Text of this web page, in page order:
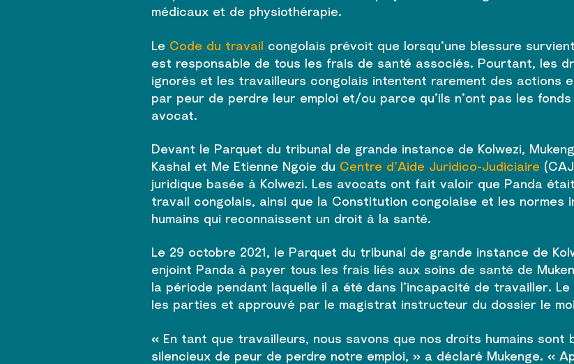
médicaux et de physiothérapie.
Le Code du travail congolais prévoit que lorsqu’une blessure
est responsable de tous les frais de santé associés. Pourtant, les
ignorés et les travailleurs congolais intentent rarement des actions
par peur de perdre leur emploi et/ou parce qu’ils n’ont pas les
avocat.
Devant le Parquet du tribunal de grande instance de Kolwezi,
Kashal et Me Etienne Ngoie du Centre d’Aide Juridico-Judiciaire
juridique basée à Kolwezi. Les avocats ont fait valoir que Panda
travail congolais, ainsi que la Constitution congolaise et les normes
humains qui reconnaissent un droit à la santé.
Le 29 octobre 2021, le Parquet du tribunal de grande instance de
enjoint Panda à payer tous les frais liés aux soins de santé de
la période pendant laquelle il a été dans l’incapacité de travailler.
les parties et approuvé par le magistrat instructeur du dossier le
« En tant que travailleurs, nous savons que nos droits humains sont
silencieux de peur de perdre notre emploi, » a déclaré Mukenge. «